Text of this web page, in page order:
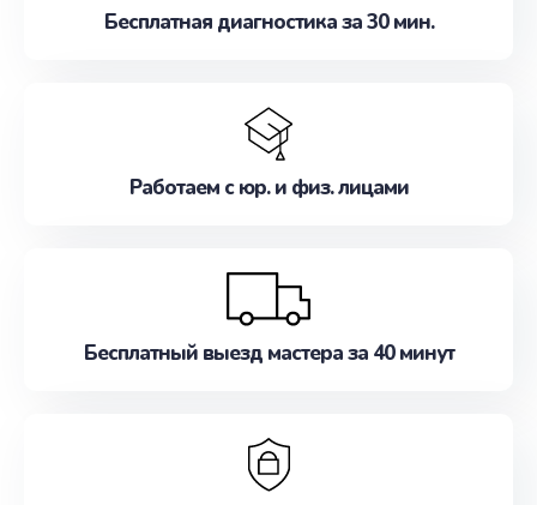
Бесплатная диагностика за 30 мин.
Работаем с юр. и физ. лицами
Бесплатный выезд мастера за 40 минут